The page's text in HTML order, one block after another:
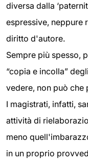
diversa dalla
espressive, neppure
diritto d'autore.
Sempre più spesso,
“copia e incolla”
vedere, non può che
I magistrati, infatti,
attività di
meno
in un proprio